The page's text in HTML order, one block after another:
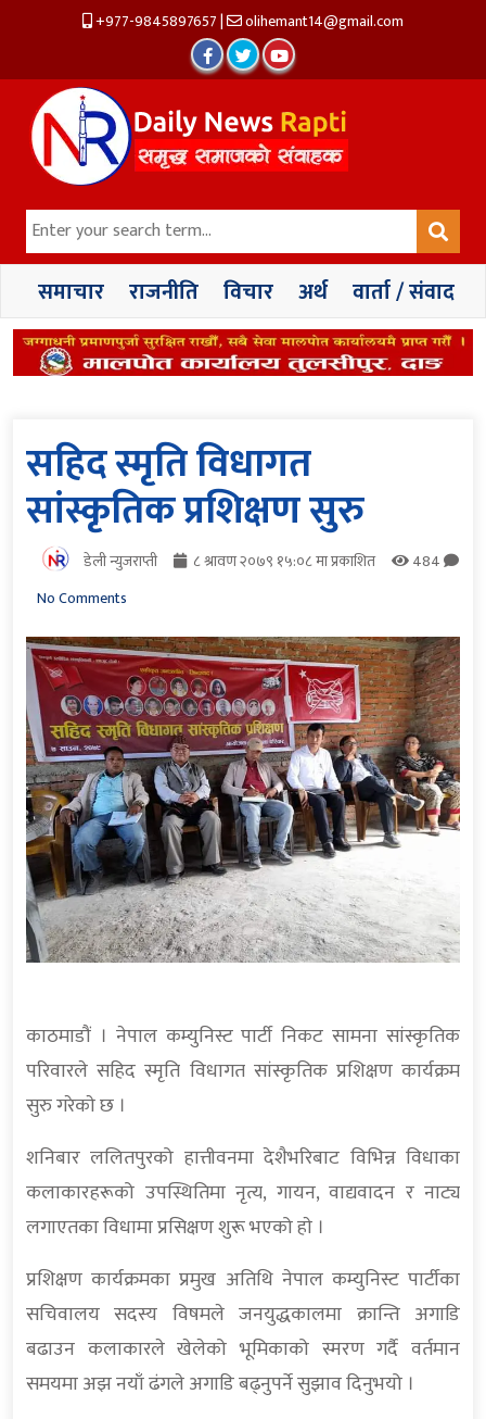
+977-9845897657| olihemant14@gmail.com
समाचार राजनीति विचार अर्थ वार्ता / संवाद
सहिद स्मृति विधागत
सांस्कृतिक प्रशिक्षण सुरु
डेली न्युजराप्ती ८ श्रावण २०७९ १५:०८ मा प्रकाशित
484
No Comments
काठमाडौं । नेपाल कम्युनिस्ट पार्टी निकट सामना सांस्कृतिक
परिवारले सहिद स्मृति विधागत सांस्कृतिक प्रशिक्षण कार्यक्रम
सुरु गरेकाे छ ।
शनिबार ललितपुरको हात्तीवनमा देशैभरिबाट विभिन्न विधाका
कलाकारहरूको उपस्थितिमा नृत्य, गायन, वाद्यवादन र नाट्य
लगाएतका विधामा प्रसिक्षण शुरू भएको हाे ।
प्रशिक्षण कार्यक्रमका प्रमुख अतिथि नेपाल कम्युनिस्ट पार्टीका
सचिवालय सदस्य विषमले जनयुद्धकालमा क्रान्ति अगाडि
बढाउन कलाकारले खेलेको भूमिकाको स्मरण गर्दै वर्तमान
समयमा अझ नयाँ ढंगले अगाडि बढ्नुपर्ने सुझाव दिनुभयो ।